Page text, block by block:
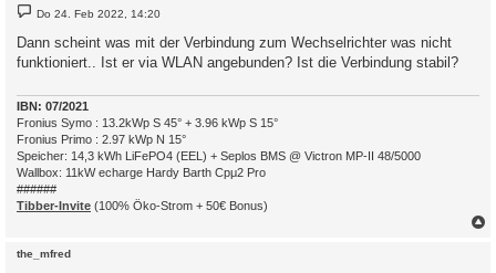
B
e
t
r
Do 24. Feb 2022, 14:20
Dann scheint was mit der Verbindung zum Wechselrichter was nicht
funktioniert.. Ist er via WLAN angebunden? Ist die Verbindung stabil?
IBN: 07/2021
Fronius Symo : 13.2kWp S 45° + 3.96 kWp S 15°
Fronius Primo : 2.97 kWp N 15°
Speicher: 14,3 kWh LiFePO4 (EEL) + Seplos BMS @ Victron MP-II 48/5000
Wallbox: 11kW echarge Hardy Barth Cpμ2 Pro
######
Tibber-Invite (100% Öko-Strom + 50€ Bonus)
the_mfred